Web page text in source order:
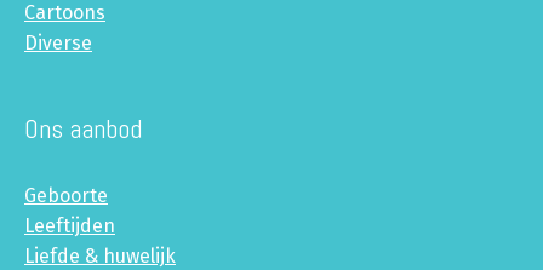
Cartoons
Diverse
Ons aanbod
Geboorte
Leeftijden
Liefde & huwelijk